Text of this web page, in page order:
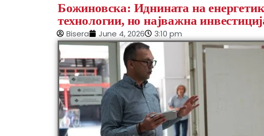
Божиновска: Иднината на
технологии, но најважна
Bisera June 4, 2026 3:10 pm